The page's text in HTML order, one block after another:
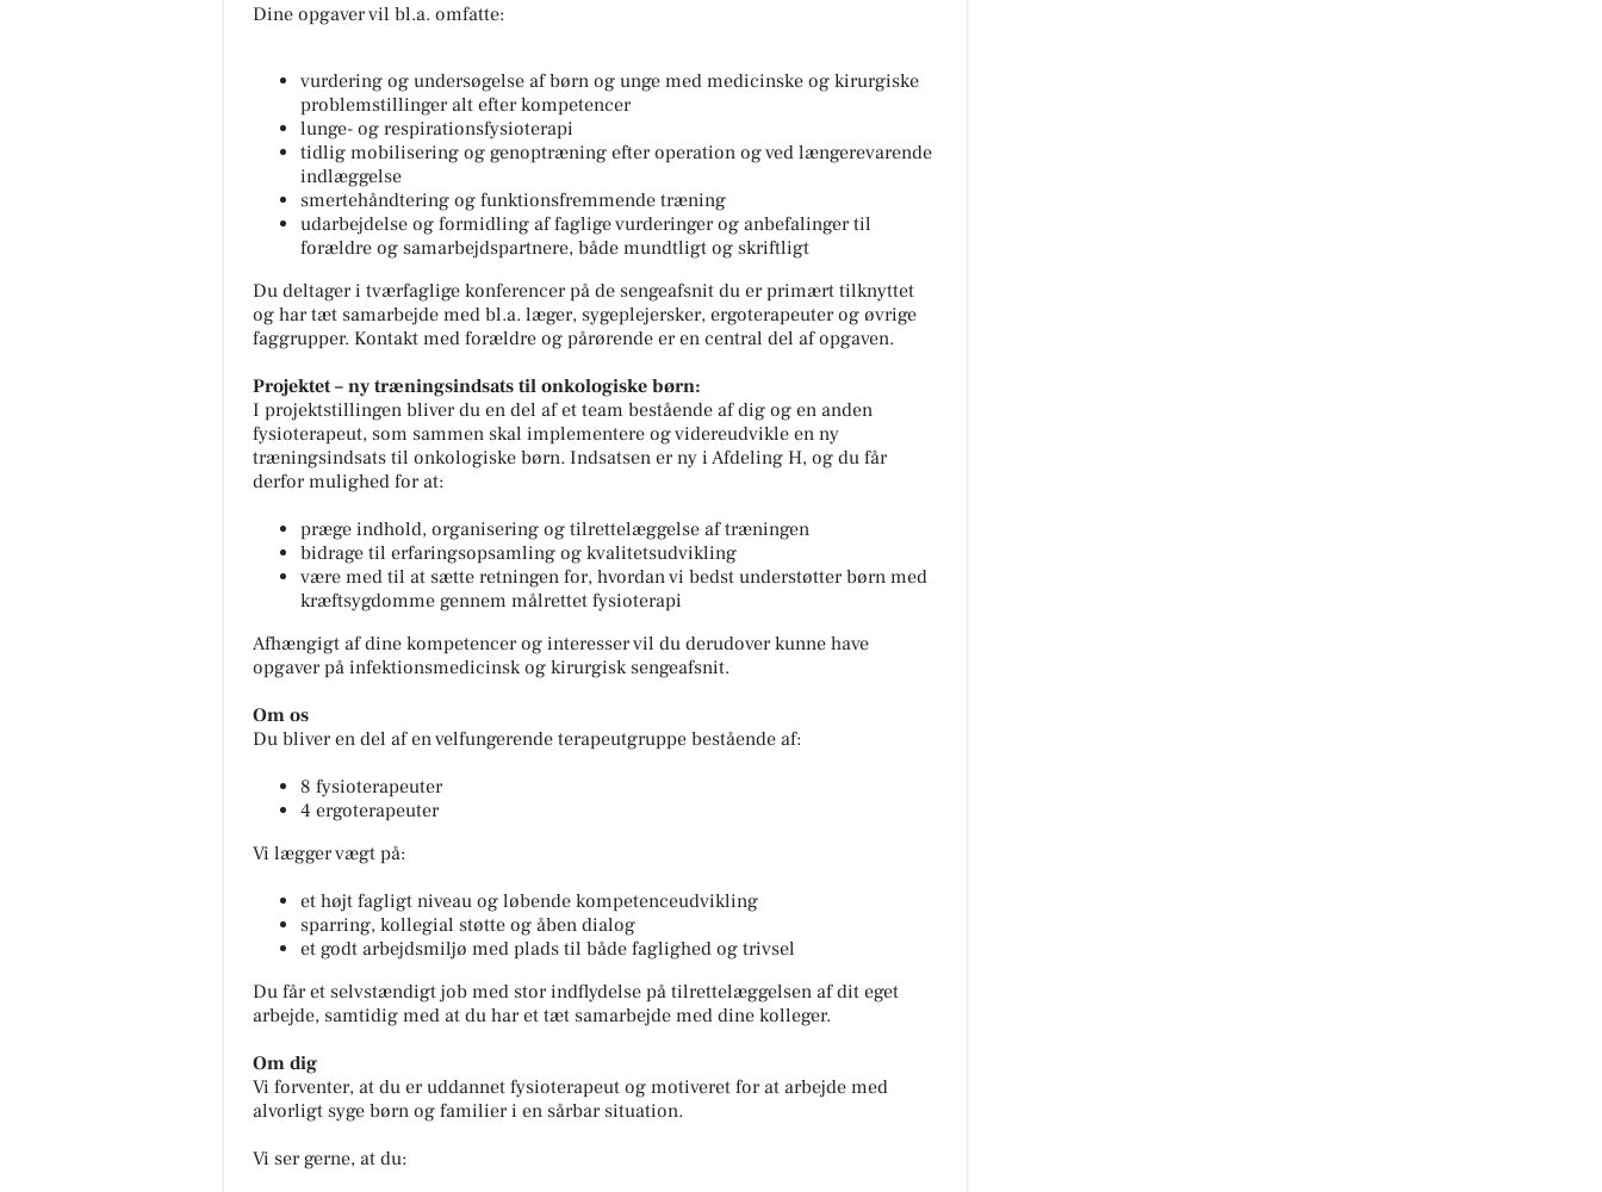
Dine opgaver vil bl.a. omfatte:
vurdering og undersøgelse af børn og unge med medicinske og kirurgiske
problemstillinger alt efter kompetencer
lunge- og respirationsfysioterapi
tidlig mobilisering og genoptræning efter operation og ved længerevarende
indlæggelse
smertehåndtering og funktionsfremmende træning
udarbejdelse og formidling af faglige vurderinger og anbefalinger til
forældre og samarbejdspartnere, både mundtligt og skriftligt
Du deltager i tværfaglige konferencer på de sengeafsnit du er primært tilknyttet
og har tæt samarbejde med bl.a. læger, sygeplejersker, ergoterapeuter og øvrige
faggrupper. Kontakt med forældre og pårørende er en central del af opgaven.
Projektet – ny træningsindsats til onkologiske børn:
I projektstillingen bliver du en del af et team bestående af dig og en anden
fysioterapeut, som sammen skal implementere og videreudvikle en ny
træningsindsats til onkologiske børn. Indsatsen er ny i Afdeling H, og du får
derfor mulighed for at:
præge indhold, organisering og tilrettelæggelse af træningen
bidrage til erfaringsopsamling og kvalitetsudvikling
være med til at sætte retningen for, hvordan vi bedst understøtter børn med
kræftsygdomme gennem målrettet fysioterapi
Afhængigt af dine kompetencer og interesser vil du derudover kunne have
opgaver på infektionsmedicinsk og kirurgisk sengeafsnit.
Om os
Du bliver en del af en velfungerende terapeutgruppe bestående af:
8 fysioterapeuter
4 ergoterapeuter
Vi lægger vægt på:
et højt fagligt niveau og løbende kompetenceudvikling
sparring, kollegial støtte og åben dialog
et godt arbejdsmiljø med plads til både faglighed og trivsel
Du får et selvstændigt job med stor indflydelse på tilrettelæggelsen af dit eget
arbejde, samtidig med at du har et tæt samarbejde med dine kolleger.
Om dig
Vi forventer, at du er uddannet fysioterapeut og motiveret for at arbejde med
alvorligt syge børn og familier i en sårbar situation.
Vi ser gerne, at du: